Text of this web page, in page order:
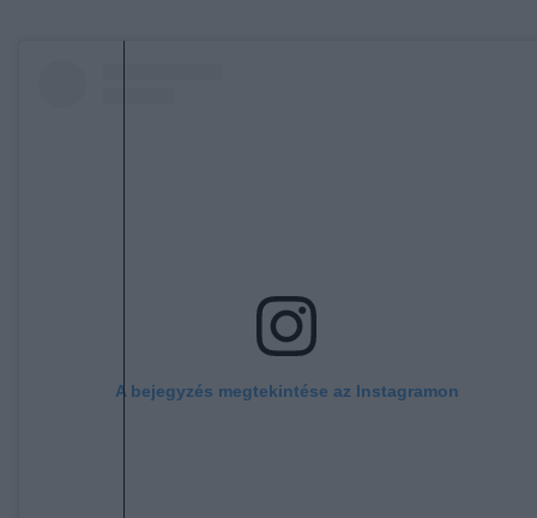
A bejegyzés megtekintése az Instagramon